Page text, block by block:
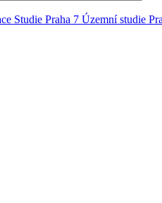
Studie Praha 7 Územní studie